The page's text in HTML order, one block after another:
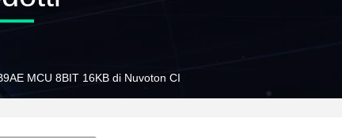
MCU 8BIT 16KB di Nuvoton CI